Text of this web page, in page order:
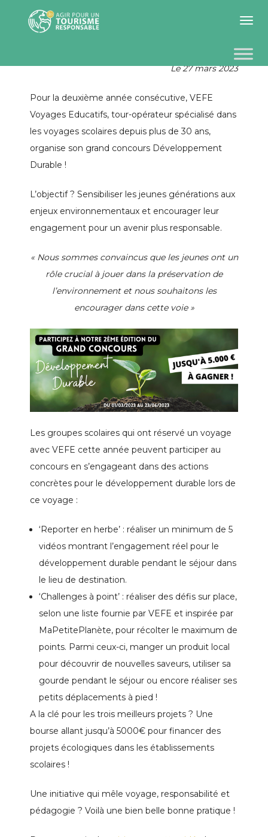
Toggle
Le 27 mars 2023
Pour la deuxième année consécutive, VEFE
Voyages Educatifs, tour-opérateur spécialisé dans
les voyages scolaires depuis plus de 30 ans,
organise son grand concours Développement
Durable !
L’objectif ? Sensibiliser les jeunes générations aux
enjeux environnementaux et encourager leur
engagement pour un avenir plus responsable.
« Nous sommes convaincus que les jeunes ont un
rôle crucial à jouer dans la préservation de
l’environnement et nous souhaitons les
encourager dans cette voie »
Les groupes scolaires qui ont réservé un voyage
avec VEFE cette année peuvent participer au
concours en s’engageant dans des actions
concrètes pour le développement durable lors de
ce voyage :
‘Reporter en herbe’ : réaliser un minimum de 5
vidéos montrant l’engagement réel pour le
développement durable pendant le séjour dans
le lieu de destination.
‘Challenges à point’ : réaliser des défis sur place,
selon une liste fournie par VEFE et inspirée par
MaPetitePlanète, pour récolter le maximum de
points. Parmi ceux-ci, manger un produit local
pour découvrir de nouvelles saveurs, utiliser sa
gourde pendant le séjour ou encore réaliser ses
petits déplacements à pied !
A la clé pour les trois meilleurs projets ? Une
bourse allant jusqu’à 5000€ pour financer des
projets écologiques dans les établissements
scolaires !
Une initiative qui mêle voyage, responsabilité et
pédagogie ? Voilà une bien belle bonne pratique !